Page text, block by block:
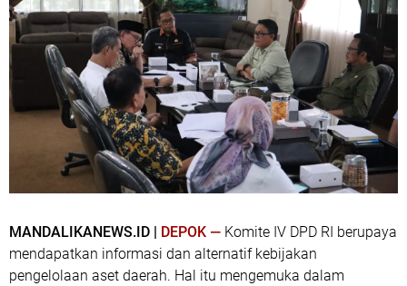
MANDALIKANEWS.ID | DEPOK — Komite IV DPD RI berupaya
mendapatkan informasi dan alternatif kebijakan
pengelolaan aset daerah. Hal itu mengemuka dalam